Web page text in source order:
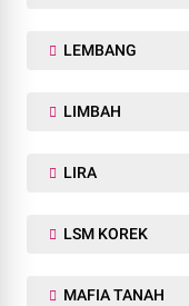
LEMBANG
LIMBAH
LIRA
LSM KOREK
MAFIA TANAH